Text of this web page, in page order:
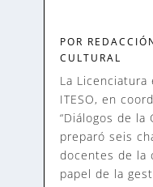
POR
CULTURAL
La
ITESO, en
“Diálogos de la
preparó seis
docentes de la
papel de la